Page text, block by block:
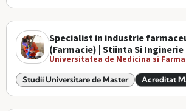
Specialist in industrie
(Farmacie) | Stiinta Si Inginerie
Universitatea de Medicina si
Studii Universitare de Master Acreditat